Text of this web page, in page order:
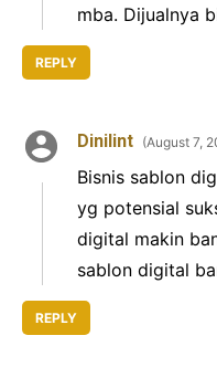
mba. Dijualnya
REPLY
Dinilint August 7,
Bisnis sablon
yg potensial
digital makin
sablon digital
REPLY